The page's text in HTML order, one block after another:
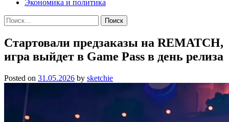
Экономика и политика
Найти:
Стартовали предзаказы на REMATCH,
игра выйдет в Game Pass в день релиза
Posted on 31.05.2026 by sketchie